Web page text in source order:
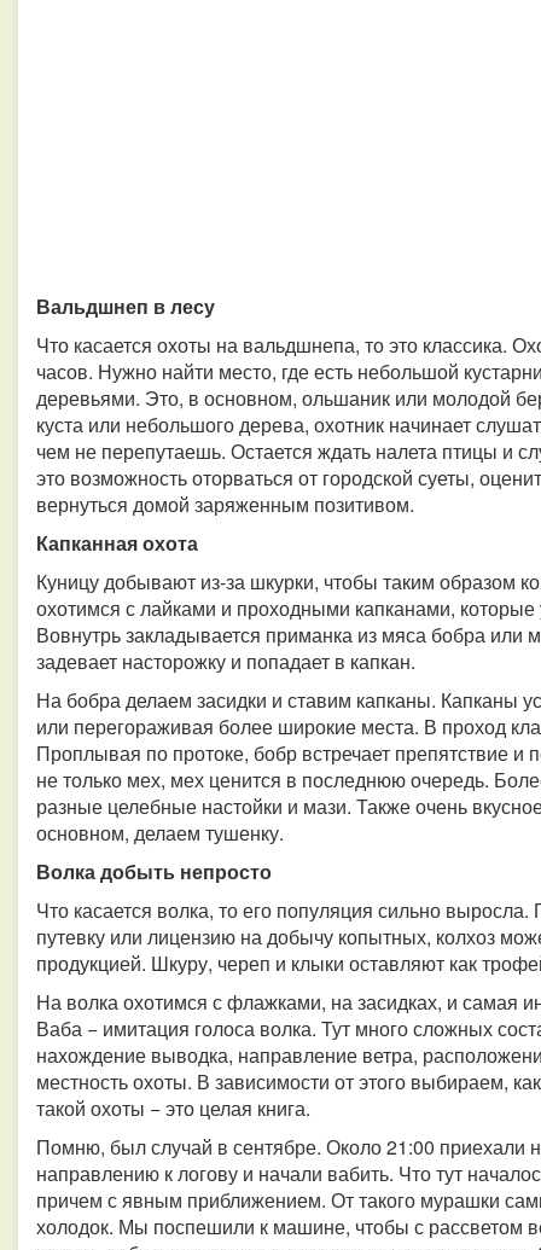
Вальдшнеп в лесу
Что касается охоты на вальдшнепа, то это классика.
часов. Нужно найти место, где есть небольшой
деревьями. Это, в основном, ольшаник или молодой
куста или небольшого дерева, охотник начинает
чем не перепутаешь. Остается ждать налета птицы и
это возможность оторваться от городской суеты,
вернуться домой заряженным позитивом.
Капканная охота
Куницу добывают из-за шкурки, чтобы таким образом
охотимся с лайками и проходными капканами,
Вовнутрь закладывается приманка из мяса бобра или
задевает насторожку и попадает в капкан.
На бобра делаем засидки и ставим капканы. Капканы
или перегораживая более широкие места. В проход
Проплывая по протоке, бобр встречает препятствие и
не только мех, мех ценится в последнюю очередь.
разные целебные настойки и мази. Также очень
основном, делаем тушенку.
Волка добыть непросто
Что касается волка, то его популяция сильно
путевку или лицензию на добычу копытных, колхоз
продукцией. Шкуру, череп и клыки оставляют как
На волка охотимся с флажками, на засидках, и самая
Ваба − имитация голоса волка. Тут много сложных
нахождение выводка, направление ветра,
местность охоты. В зависимости от этого выбираем,
такой охоты − это целая книга.
Помню, был случай в сентябре. Около 21:00
направлению к логову и начали вабить. Что тут
причем с явным приближением. От такого мурашки
холодок. Мы поспешили к машине, чтобы с рассветом